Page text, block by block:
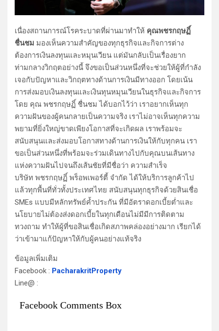
เนื่องสถานการณ์โรคระบาดที่ผ่านมาทำให้ คุณพชรกฤษฏิ์
ชื่นชม มองเห็นความสำคัญของทุกธุรกิจและกิจการต่าง
ต้องการเงินลงทุนและหมุนเวียน แต่มันกลับเป็นเรื่องยาก
ท่ามกลางวิกฤตอย่างนี้ จึงขอเป็นส่วนหนึ่งที่จะช่วยให้ผู้ที่กำลัง
เจอกับปัญหาและวิกฤตทางด้านการเงินมีทางออก โดยเน้น
การส่งมอบเงินลงทุนและเงินทุนหมุนเวียนในธุรกิจและกิจการ
โดย คุณ พชรกฤษฏิ์ ชื่นชม ได้บอกไว้ว่า เราอยากเห็นทุก
ความฝันของผู้คนกลายเป็นความจริง เราไม่อาจเห็นทุกความ
พยามที่ยิ่งใหญ่ขาดเพียงโอกาสที่จะเกิดผล เราพร้อมจะ
สนับสนุนและส่งมอบโอกาสทางด้านการเงินให้กับทุกคน เรา
ขอเป็นส่วนหนึ่งที่พร้อมจะร่วมเดินทางไปกับคุณบนเส้นทาง
แห่งความฝันไปจนถึงเส้นชัยที่มีชื่อว่า ความสำเร็จ
บริษัท พชรกฤษฏิ์ พร็อพเพอร์ตี้ จำกัด ได้ให้บริการลูกค้าไป
แล้วทุกพื้นที่ทั่วทั้งประเทศไทย สนับสนุนทุกธุรกิจด้วยสินเชื่อ
SMEs แบบมีหลักทรัพย์ค้ำประกัน ที่มีอัตราดอกเบี้ยต่ำและ
นโยบายไม่ต้องส่งดอกเบี้ยในทุกเดือนไม่มีมีการติดตาม
ทวงถาม ทำให้ผู้ที่ขอสินเชื่อเกิดสภาพคล่องอย่างมาก เรียกได้
ว่าเข้ามาแก้ปัญหาให้กับผู้คนอย่างแท้จริง
ข้อมูลเพิ่มเติม
Facebook : PacharakritProperty
Line@ :
Facebook Comments Box